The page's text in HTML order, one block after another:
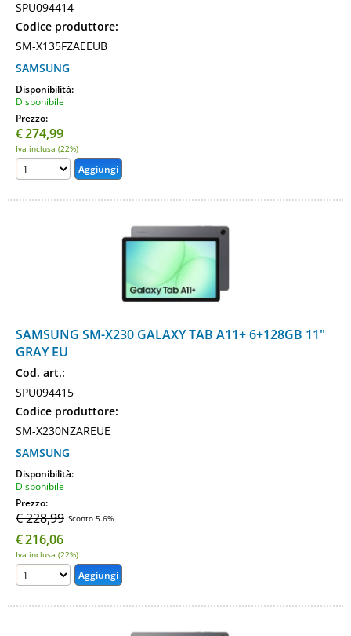
SPU094414
Codice produttore:
SM-X135FZAEEUB
SAMSUNG
Disponibilità:
Disponibile
Prezzo:
€274,99
Iva inclusa (22%)
SAMSUNG SM-X230 GALAXY TAB A11+ 6+128GB 11"
GRAY EU
Cod. art.:
SPU094415
Codice produttore:
SM-X230NZAREUE
SAMSUNG
Disponibilità:
Disponibile
Prezzo:
€ 228,99 Sconto 5.6%
€216,06
Iva inclusa (22%)